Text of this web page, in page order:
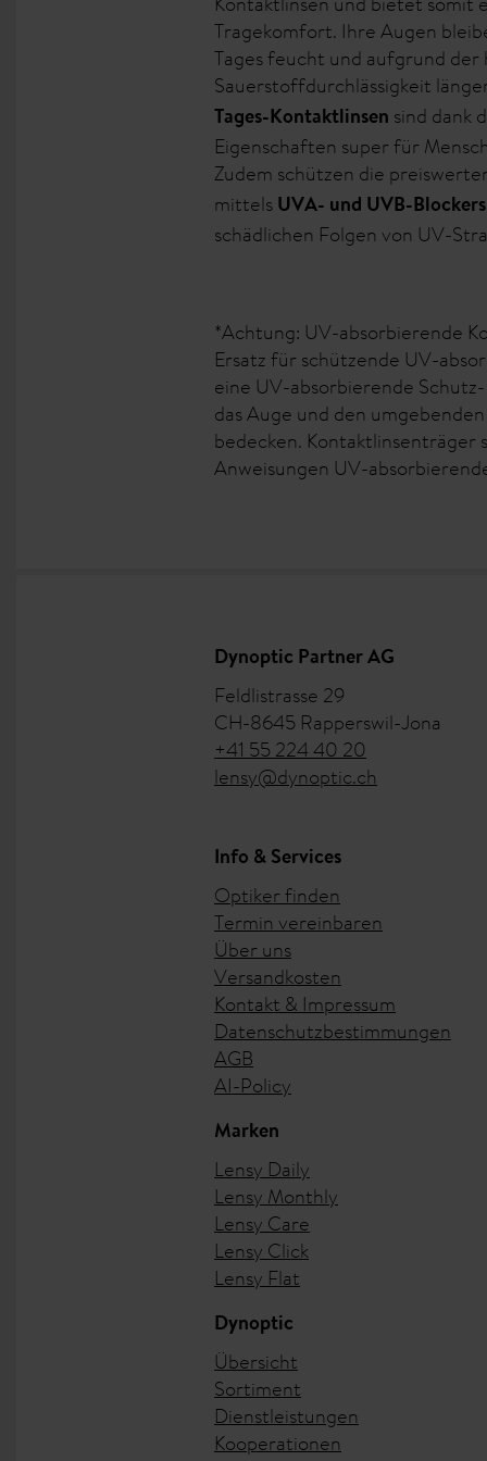
Tragekomfort. Ihre Augen
Tages feucht und aufgrund der
Sauerstoffdurchlässigkeit
Tages-Kontaktlinsen sind dank
Eigenschaften super für
Zudem schützen die
mittels UVA- und UVB-Blockers
schädlichen Folgen von UV-
*Achtung: UV-absorbierende
Ersatz für schützende UV-
eine UV-absorbierende
das Auge und den
bedecken. Kontaktlinsenträger
Anweisungen UV-
Dynoptic Partner AG
Feldlistrasse 29
CH-8645 Rapperswil-Jona
+41 55 224 40 20
lensy@dynoptic.ch
Info & Services
Optiker finden
Termin vereinbaren
Über uns
Versandkosten
Kontakt & Impressum
Datenschutzbestimmungen
AGB
AI-Policy
Marken
Lensy Daily
Lensy Monthly
Lensy Care
Lensy Click
Lensy Flat
Dynoptic
Übersicht
Sortiment
Dienstleistungen
Kooperationen